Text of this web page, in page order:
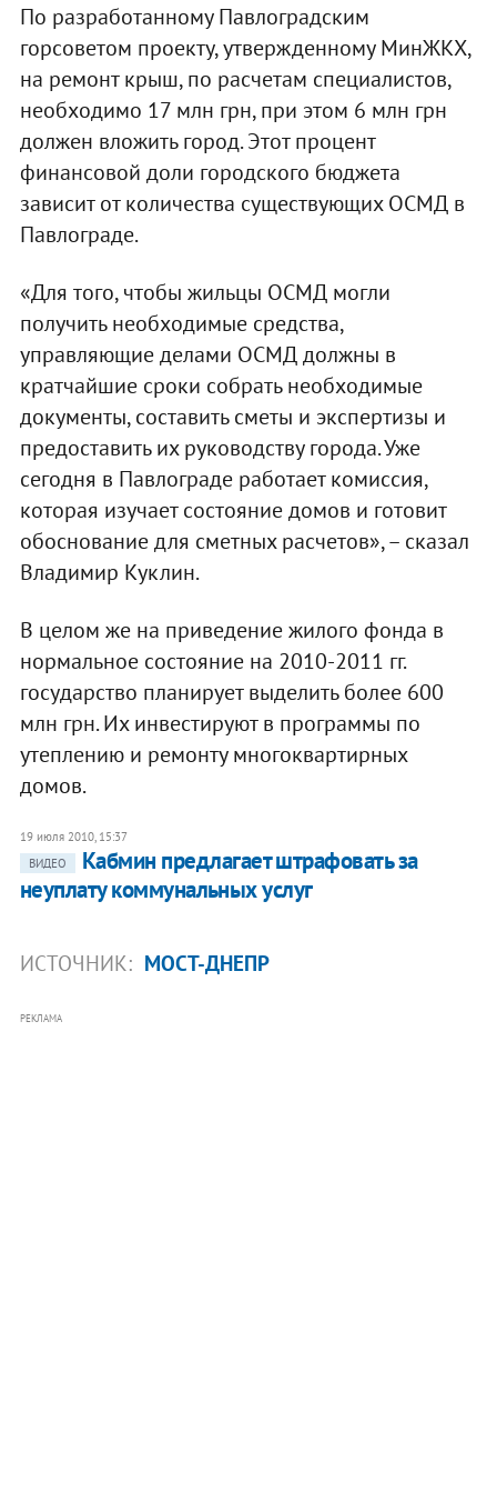
По разработанному Павлоградским
горсоветом проекту, утвержденному МинЖКХ,
на ремонт крыш, по расчетам специалистов,
необходимо 17 млн грн, при этом 6 млн грн
должен вложить город. Этот процент
финансовой доли городского бюджета
зависит от количества существующих ОСМД в
Павлограде.
«Для того, чтобы жильцы ОСМД могли
получить необходимые средства,
управляющие делами ОСМД должны в
кратчайшие сроки собрать необходимые
документы, составить сметы и экспертизы и
предоставить их руководству города. Уже
сегодня в Павлограде работает комиссия,
которая изучает состояние домов и готовит
обоснование для сметных расчетов», – сказал
Владимир Куклин.
В целом же на приведение жилого фонда в
нормальное состояние на 2010-2011 гг.
государство планирует выделить более 600
млн грн. Их инвестируют в программы по
утеплению и ремонту многоквартирных
домов.
19 июля 2010, 15:37
ВИДЕО
Кабмин предлагает штрафовать за
неуплату коммунальных услуг
ИСТОЧНИК: МОСТ-ДНЕПР
РЕКЛАМА